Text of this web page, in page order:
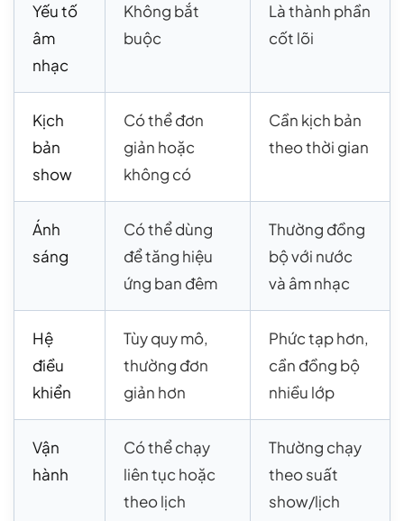
Yếu tố
âm
nhạc
Không bắt
buộc
Là thành phần
cốt lõi
Kịch
bản
show
Có thể đơn
giản hoặc
không có
Cần kịch bản
theo thời gian
Ánh
sáng
Có thể dùng
để tăng hiệu
ứng ban đêm
Thường đồng
bộ với nước
và âm nhạc
Hệ
điều
khiển
Tùy quy mô,
thường đơn
giản hơn
Phức tạp hơn,
cần đồng bộ
nhiều lớp
Vận
hành
Có thể chạy
liên tục hoặc
theo lịch
Thường chạy
theo suất
show/lịch